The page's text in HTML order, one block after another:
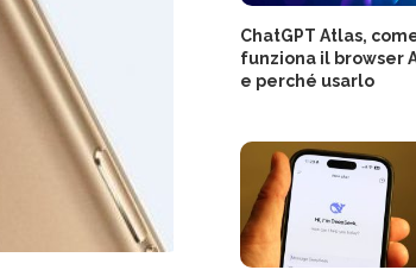
ChatGPT Atlas,
funziona il browser
e perché usarlo